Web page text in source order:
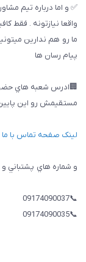
✅ و اما درباره تيم
واقعا نيازتونه . فقط
ما رو هم ندارين
پيام رسان ها
🏢ادرس شعبه هاي
مستقیمش رو این
لینک صفحه تماس با ما
و شماره هاي پشتباني و
📞09174090037
📞09174090035